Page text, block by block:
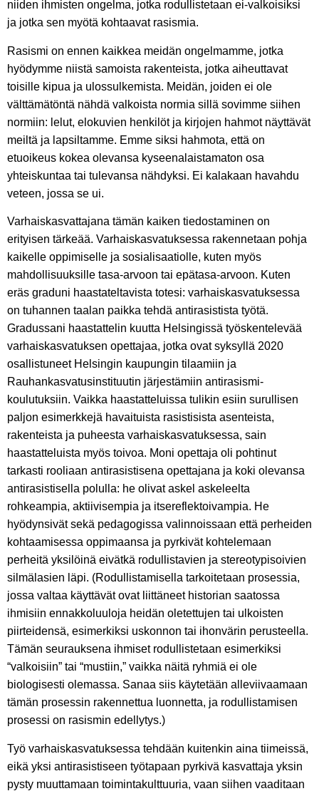
niiden ihmisten ongelma, jotka rodullistetaan ei-valkoisiksi
ja jotka sen myötä kohtaavat rasismia.
Rasismi on ennen kaikkea meidän ongelmamme, jotka
hyödymme niistä samoista rakenteista, jotka aiheuttavat
toisille kipua ja ulossulkemista. Meidän, joiden ei ole
välttämätöntä nähdä valkoista normia sillä sovimme siihen
normiin: lelut, elokuvien henkilöt ja kirjojen hahmot näyttävät
meiltä ja lapsiltamme. Emme siksi hahmota, että on
etuoikeus kokea olevansa kyseenalaistamaton osa
yhteiskuntaa tai tulevansa nähdyksi. Ei kalakaan havahdu
veteen, jossa se ui.
Varhaiskasvattajana tämän kaiken tiedostaminen on
erityisen tärkeää. Varhaiskasvatuksessa rakennetaan pohja
kaikelle oppimiselle ja sosialisaatiolle, kuten myös
mahdollisuuksille tasa-arvoon tai epätasa-arvoon. Kuten
eräs graduni haastateltavista totesi: varhaiskasvatuksessa
on tuhannen taalan paikka tehdä antirasistista työtä.
Gradussani haastattelin kuutta Helsingissä työskentelevää
varhaiskasvatuksen opettajaa, jotka ovat syksyllä 2020
osallistuneet Helsingin kaupungin tilaamiin ja
Rauhankasvatusinstituutin järjestämiin antirasismi-
koulutuksiin. Vaikka haastatteluissa tulikin esiin surullisen
paljon esimerkkejä havaituista rasistisista asenteista,
rakenteista ja puheesta varhaiskasvatuksessa, sain
haastatteluista myös toivoa. Moni opettaja oli pohtinut
tarkasti rooliaan antirasistisena opettajana ja koki olevansa
antirasistisella polulla: he olivat askel askeleelta
rohkeampia, aktiivisempia ja itsereflektoivampia. He
hyödynsivät sekä pedagogissa valinnoissaan että perheiden
kohtaamisessa oppimaansa ja pyrkivät kohtelemaan
perheitä yksilöinä eivätkä rodullistavien ja stereotypisoivien
silmälasien läpi. (Rodullistamisella tarkoitetaan prosessia,
jossa valtaa käyttävät ovat liittäneet historian saatossa
ihmisiin ennakkoluuloja heidän oletettujen tai ulkoisten
piirteidensä, esimerkiksi uskonnon tai ihonvärin perusteella.
Tämän seurauksena ihmiset rodullistetaan esimerkiksi
“valkoisiin” tai “mustiin,” vaikka näitä ryhmiä ei ole
biologisesti olemassa. Sanaa siis käytetään alleviivaamaan
tämän prosessin rakennettua luonnetta, ja rodullistamisen
prosessi on rasismin edellytys.)
Työ varhaiskasvatuksessa tehdään kuitenkin aina tiimeissä,
eikä yksi antirasistiseen työtapaan pyrkivä kasvattaja yksin
pysty muuttamaan toimintakulttuuria, vaan siihen vaaditaan